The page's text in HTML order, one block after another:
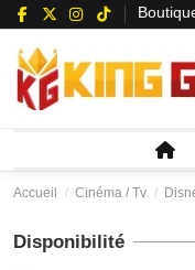
Accueil Cinéma / Tv
Disponibilité